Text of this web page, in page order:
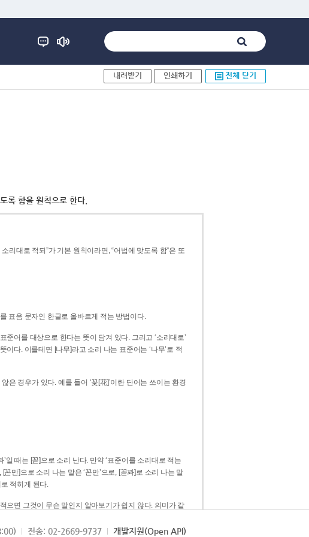
내려받기 인쇄하기 전체 닫기
록 함을 원칙으로 한다.
리대로 적되”가 기본 원칙이라면, “어법에 맞도록 함”은 또
표음 문자인 한글로 올바르게 적는 방법이다.
준어를 대상으로 한다는 뜻이 담겨 있다. 그리고 ‘소리대로’
‘나무’로 적
은 경우가 있다. 예를 들어 ‘꽃[花]’이란 단어는 쓰이는 환경
’일 때는 [꼳]으로 소리 난다. 만약 ‘표준어를 소리대로 적는
로 적히게 된다.
으면 그것이 무슨 말인지 알아보기가 쉽지 않다. 의미가 같
전송: 02-2669-9737 개발지원(Open API)